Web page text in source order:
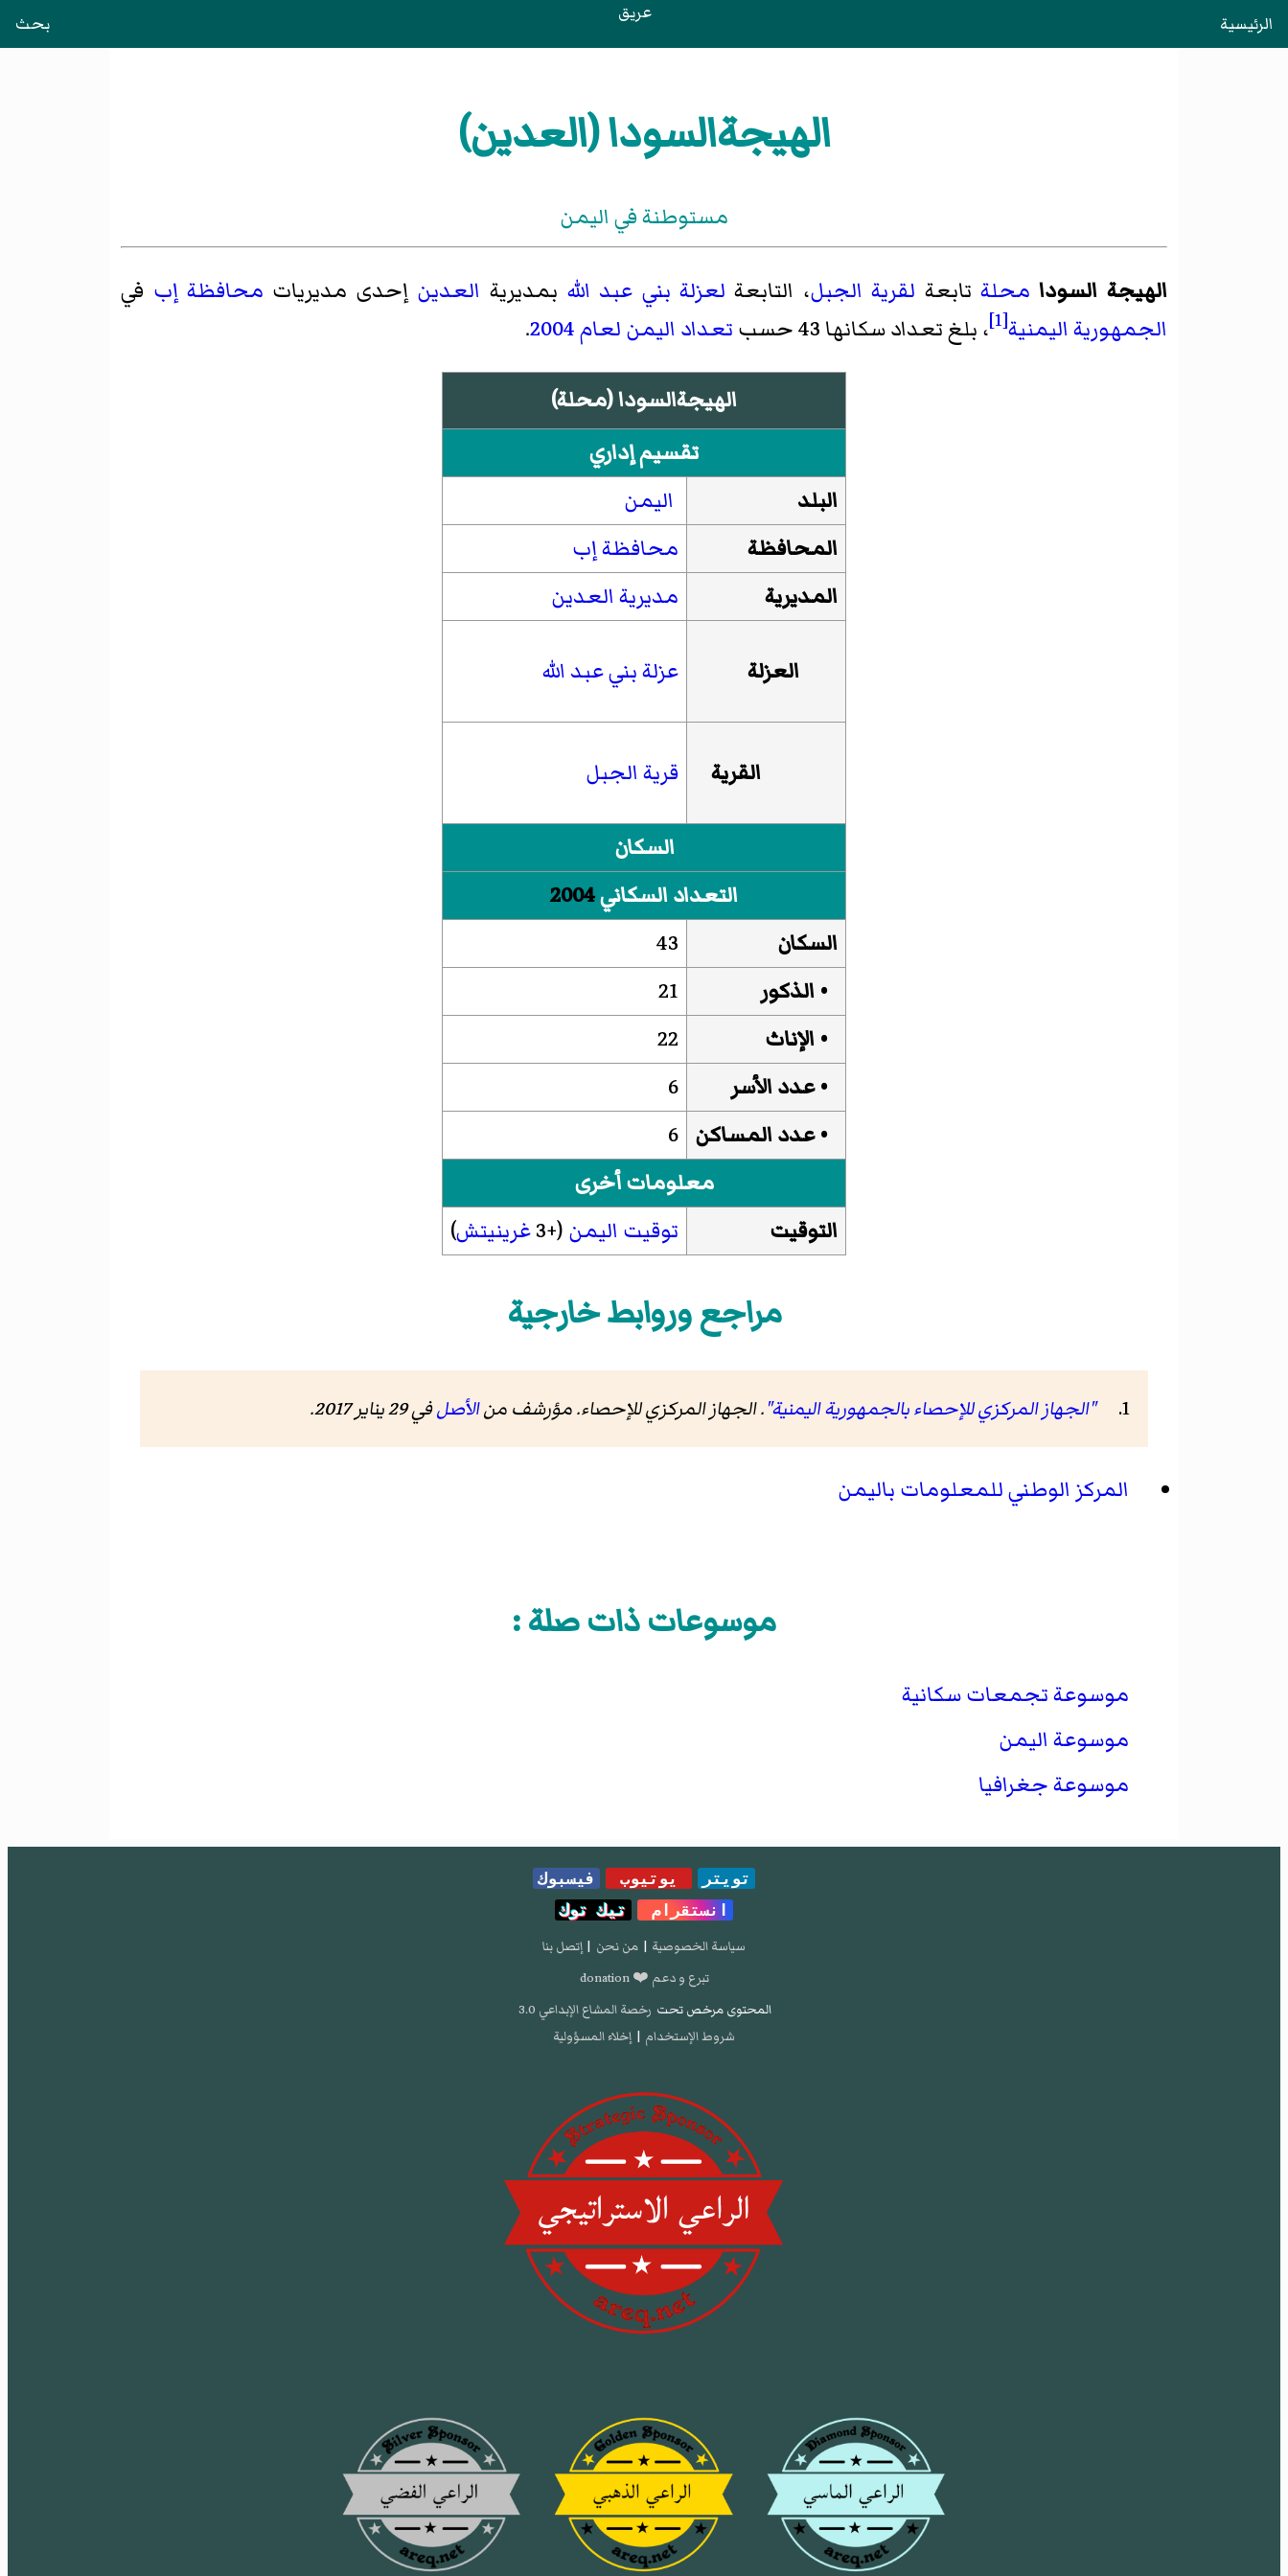
الرئيسية عريق بحث
الهيجةالسودا (العدين)
مستوطنة في اليمن
الهيجة السودا محلةتابعة لقرية الجبل، التابعة لعزلة بني عبد الله بمديرية العدين إحدى مديريات محافظة إب في
الجمهورية اليمنية[1] ، بلغ تعداد سكانها 43 حسب تعداد اليمن لعام 2004 .
الهيجةالسودا (محلة)
تقسيم إداري
البلد
اليمن
المحافظة
محافظة إب
المديرية
مديرية العدين
العزلة عزلة بني عبد الله
القرية قرية الجبل
السكان
التعداد السكاني2004
السكان
43
• الذكور
21
• الإناث
22
• عدد الأسر
6
• عدد المساكن 6
معلومات أخرى
التوقيت
توقيت اليمن (+3 غرينيتش)
مراجع وروابط خارجية
"الجهاز المركزي للإحصاء بالجمهورية اليمنية". الجهاز المركزي للإحصاء. مؤرشف منالأصلفي 29 يناير 2017 .
المركز الوطني للمعلومات باليمن
موسوعات ذات صلة :
موسوعة تجمعات سكانية
موسوعة اليمن
موسوعة جغرافيا
تويتر يوتيوب
فيسبوك
انستقرام
تيك توك
سياسة الخصوصية | من نحن | إتصل بنا
تبرع و دعم ❤️ donation
المحتوى مرخص تحت رخصة المشاع الإبداعي 3.0
شروط الإستخدام | إخلاء المسؤولية